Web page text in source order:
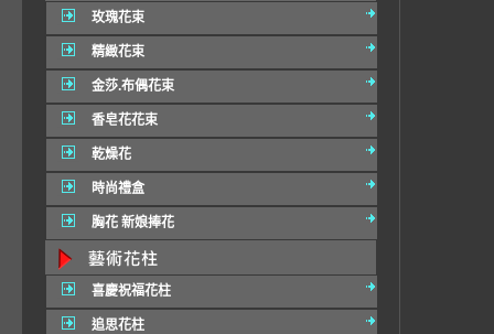
玫瑰花束
精緻花束
金莎.布偶花束
香皂花花束
乾燥花
時尚禮盒
胸花 新娘捧花
喜慶祝福花柱
追思花柱